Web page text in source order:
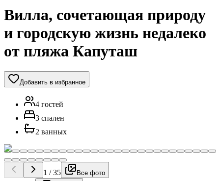
Вилла, сочетающая природу
и городскую жизнь недалеко
от пляжа Капуташ
Добавить в избранное
4 гостей
3 спален
2 ванных
1 /35 Все фото